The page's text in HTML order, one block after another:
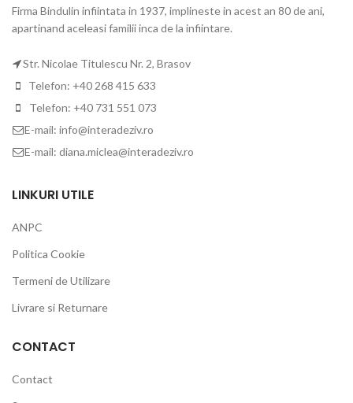
Firma Bindulin infiintata in 1937, implineste in acest an 80 de ani,
apartinand aceleasi familii inca de la infiintare.
Str. Nicolae Titulescu Nr. 2, Brasov
Telefon: +40 268 415 633
Telefon: +40 731 551 073
E-mail: info@interadeziv.ro
E-mail: diana.miclea@interadeziv.ro
LINKURI UTILE
ANPC
Politica Cookie
Termeni de Utilizare
Livrare si Returnare
CONTACT
Contact